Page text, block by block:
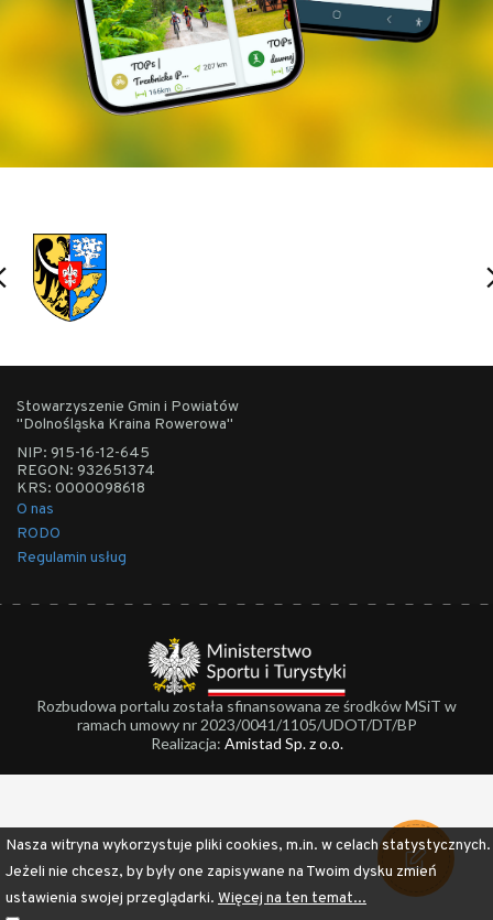
Stowarzyszenie Gmin i Powiatów
"Dolnośląska Kraina Rowerowa"
NIP: 915-16-12-645
REGON: 932651374
KRS: 0000098618
O nas
RODO
Regulamin usług
Rozbudowa portalu została sfinansowana ze środków MSiT w
ramach umowy nr 2023/0041/1105/UDOT/DT/BP
Realizacja: Amistad Sp. z o.o.
Nasza witryna wykorzystuje pliki cookies, m.in. w celach statystycznych.
Jeżeli nie chcesz, by były one zapisywane na Twoim dysku zmień
ustawienia swojej przeglądarki. Więcej na ten temat...